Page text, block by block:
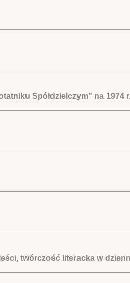
Spółdzielczym” na 1974
twórczość literacka w